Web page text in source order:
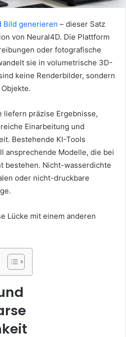
Bild generieren – dieser Satz
von Neural4D. Die Plattform
oder fotografische
sie in volumetrische 3D-
keine Renderbilder, sondern
liefern präzise Ergebnisse,
Einarbeitung und
Bestehende KI-Tools
ansprechende Modelle, die bei
bestehen. Nicht-wasserdichte
oder nicht-druckbare
Lücke mit einem anderen